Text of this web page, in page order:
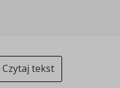
Czytaj tekst